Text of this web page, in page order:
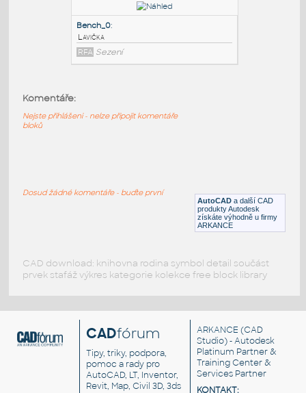
bench:
Parková lavička
DWG Město
Lavička HighTower Arroyo
Lavička
AutoCAD a další CAD
produkty Autodesk
získáte výhodně u firmy
ARKANCE
Komentáře:
Nejste přihlášeni - nelze připojit komentáře
bloků
Dosud žádné komentáře - buďte první
CAD download: knihovna rodina symbol detail součást
prvek stafáž výkres kategorie kolekce free block library
CADfórum
Tipy, triky, podpora,
pomoc a rady pro
AutoCAD, LT, Inventor,
Revit, Map, Civil 3D, 3ds
ARKANCE (CAD
Studio) - Autodesk
Platinum Partner &
Training Center &
Services Partner
KONTAKT: